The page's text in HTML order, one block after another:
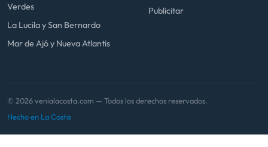
Verdes
La Lucila y San Bernardo
Mar de Ajó y Nueva Atlantis
Publicitar
© 2026 venialacosta.com — Todos los derechos reservados.
Hecho en La Costa